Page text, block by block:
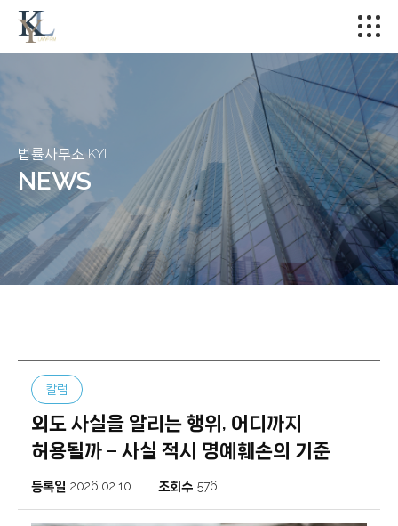
법률사무소 KYL
NEWS
칼럼
외도 사실을 알리는 행위, 어디까지
허용될까 – 사실 적시 명예훼손의 기준
등록일 2026.02.10 조회수 576